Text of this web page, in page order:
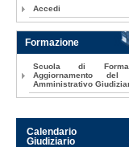
Accedi
Formazione
Scuola di
Aggiornamento del
Amministrativo
Calendario
Giudiziario